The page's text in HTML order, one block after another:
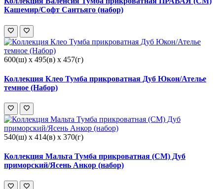
Кашемир/Софт Сантьяго (набор)
600(ш) x 495(в) x 457(г)
Коллекция Клео Тумба прикроватная Дуб Юкон/Ателье
темное (Набор)
540(ш) x 414(в) x 370(г)
Коллекция Мальта Тумба прикроватная (СМ) Дуб
приморский/Ясень Анкор (набор)